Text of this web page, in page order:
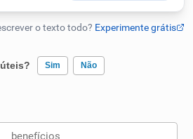
Sim Não
apresentados me ajudou
benefícios